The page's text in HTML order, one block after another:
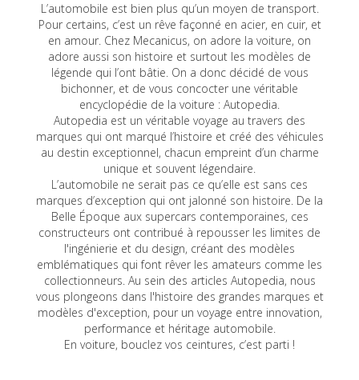
L’automobile est bien plus qu’un moyen de transport.
Pour certains, c’est un rêve façonné en acier, en cuir, et
en amour. Chez Mecanicus, on adore la voiture, on
adore aussi son histoire et surtout les modèles de
légende qui l’ont bâtie. On a donc décidé de vous
bichonner, et de vous concocter une véritable
encyclopédie de la voiture : Autopedia.
Autopedia est un véritable voyage au travers des
marques qui ont marqué l’histoire et créé des véhicules
au destin exceptionnel, chacun empreint d’un charme
unique et souvent légendaire.
L’automobile ne serait pas ce qu’elle est sans ces
marques d’exception qui ont jalonné son histoire. De la
Belle Époque aux supercars contemporaines, ces
constructeurs ont contribué à repousser les limites de
l'ingénierie et du design, créant des modèles
emblématiques qui font rêver les amateurs comme les
collectionneurs. Au sein des articles Autopedia, nous
vous plongeons dans l'histoire des grandes marques et
modèles d'exception, pour un voyage entre innovation,
performance et héritage automobile.
En voiture, bouclez vos ceintures, c’est parti !